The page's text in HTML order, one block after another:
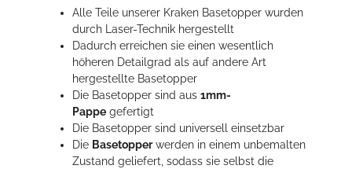
Alle Teile unserer Kraken Basetopper wurden
durch Laser-Technik hergestellt
Dadurch erreichen sie einen wesentlich
höheren Detailgrad als auf andere Art
hergestellte Basetopper
Die Basetopper sind aus 1mm-
Pappe gefertigt
Die Basetopper sind universell einsetzbar
Die Basetopper werden in einem unbemalten
Zustand geliefert, sodass sie selbst die